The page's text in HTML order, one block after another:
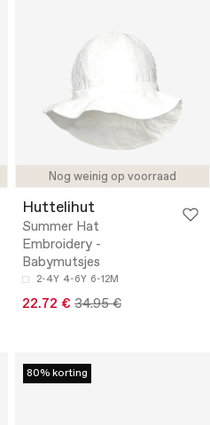
Nog weinig op voorraad
Huttelihut
Summer Hat
Embroidery -
Babymutsjes
2-4Y 4-6Y 6-12M
22.72 € 34.95 €
80% korting